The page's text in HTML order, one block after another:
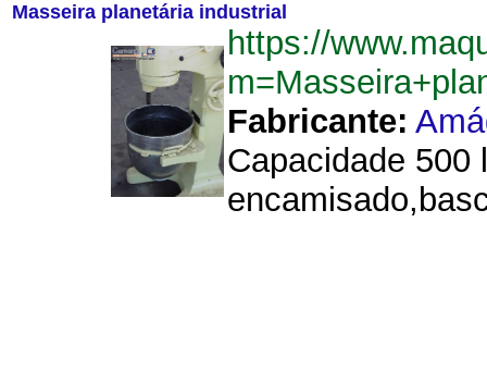
Masseira planetária industrial
https://
Fabricante:
Capacidade 500